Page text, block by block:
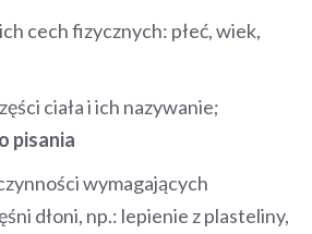
cech fizycznych: płeć, wiek,
ciała i ich nazywanie;
pisania
wymagających
dłoni, np.: lepienie z plasteliny,